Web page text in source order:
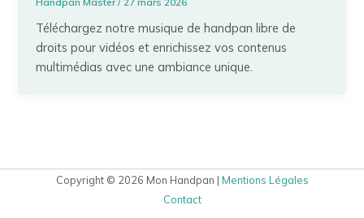
Téléchargez notre musique de handpan libre de
droits pour vidéos et enrichissez vos contenus
multimédias avec une ambiance unique.
Copyright © 2026 Mon Handpan | Mentions Légales
Contact